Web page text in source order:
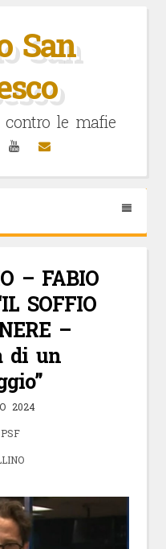
San
contro le mafie
YouTubeEmail
– FABIO
SOFFIO
–
di un
2024